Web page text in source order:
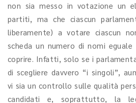
non sia messo in votazione un
partiti, ma che ciascun
liberamente) a votare ciascun
scheda un numero di nomi
coprire. Infatti, solo se i
di scegliere davvero “i singoli”,
vi sia un controllo sulle qualità
candidati e, soprattutto, la